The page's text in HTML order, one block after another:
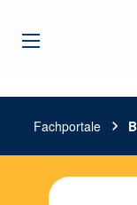
Fachportale chevron_right